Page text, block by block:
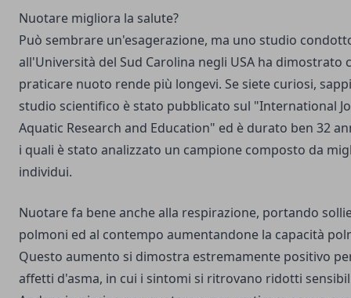
Nuotare migliora la salute?
Può sembrare un'esagerazione, ma uno studio
all'Università del Sud Carolina negli USA ha dimostrato
praticare nuoto rende più longevi. Se siete curiosi,
studio scientifico è stato pubblicato sul "International
Aquatic Research and Education" ed è durato ben 32
i quali è stato analizzato un campione composto da
individui.
Nuotare fa bene anche alla respirazione, portando
polmoni ed al contempo aumentandone la capacità
Questo aumento si dimostra estremamente positivo
affetti d'asma, in cui i sintomi si ritrovano ridotti